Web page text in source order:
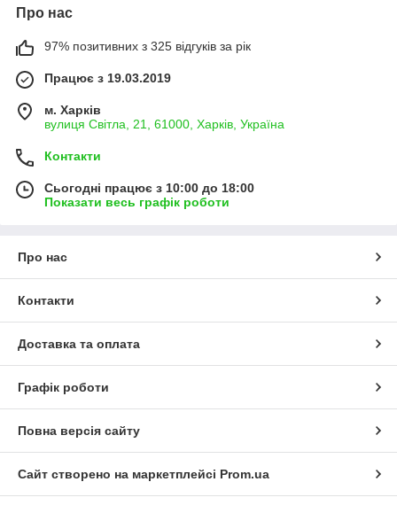
Про нас
97% позитивних з 325 відгуків за рік
Працює з 19.03.2019
м. Харків
вулиця Світла, 21, 61000, Харків, Україна
Контакти
Сьогодні працює з 10:00 до 18:00
Показати весь графік роботи
Про нас
Контакти
Доставка та оплата
Графік роботи
Повна версія сайту
Сайт створено на маркетплейсі Prom.ua